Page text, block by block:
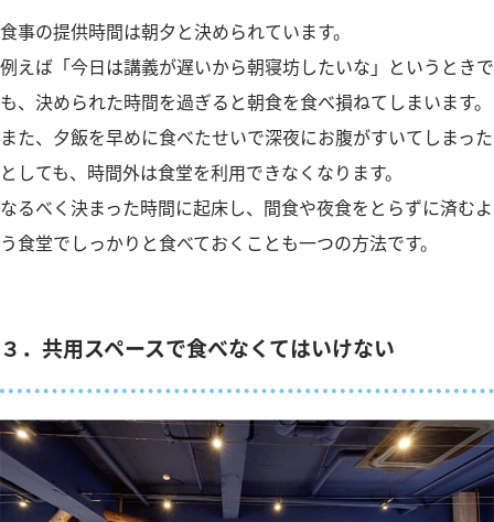
食事の提供時間は朝夕と決められています。
例えば「今日は講義が遅いから朝寝坊したいな」というときで
も、決められた時間を過ぎると朝食を食べ損ねてしまいます。
また、夕飯を早めに食べたせいで深夜にお腹がすいてしまった
としても、時間外は食堂を利用できなくなります。
なるべく決まった時間に起床し、間食や夜食をとらずに済むよ
う食堂でしっかりと食べておくことも一つの方法です。
３．共用スペースで食べなくてはいけない